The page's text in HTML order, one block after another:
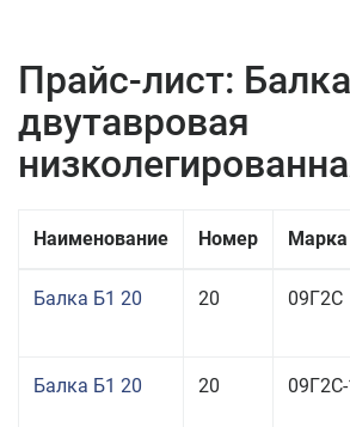
Прайс-лист: Балка
двутавровая
Наименование Номер Марка
Балка Б1 20 20 09Г2С
Балка Б1 20 20